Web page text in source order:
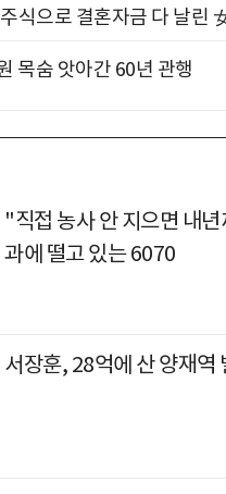
식으로 결혼자금 다 날린
목숨 앗아간 60년 관행
"직접 농사 안 지으면 내
과에 떨고 있는 6070
서장훈, 28억에 산 양재역